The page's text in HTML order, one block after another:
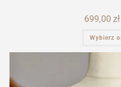
699,00 zł
Wybierz